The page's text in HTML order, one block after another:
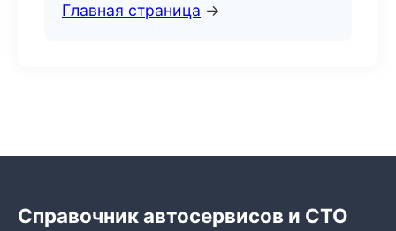
Главная страница →
Справочник автосервисов и СТО